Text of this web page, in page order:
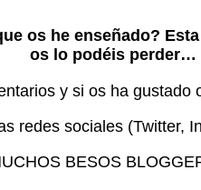
os he enseñado?
os lo podéis perder…
y si os ha gustado
redes sociales (Twitter,
BESOS